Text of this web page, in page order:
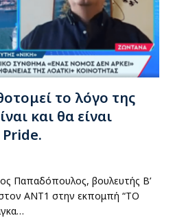
το λόγο της
και θα είναι
Pride.
Παπαδόπουλος, βουλευτής Β’
ANT1 στην εκπομπή “ΤΟ